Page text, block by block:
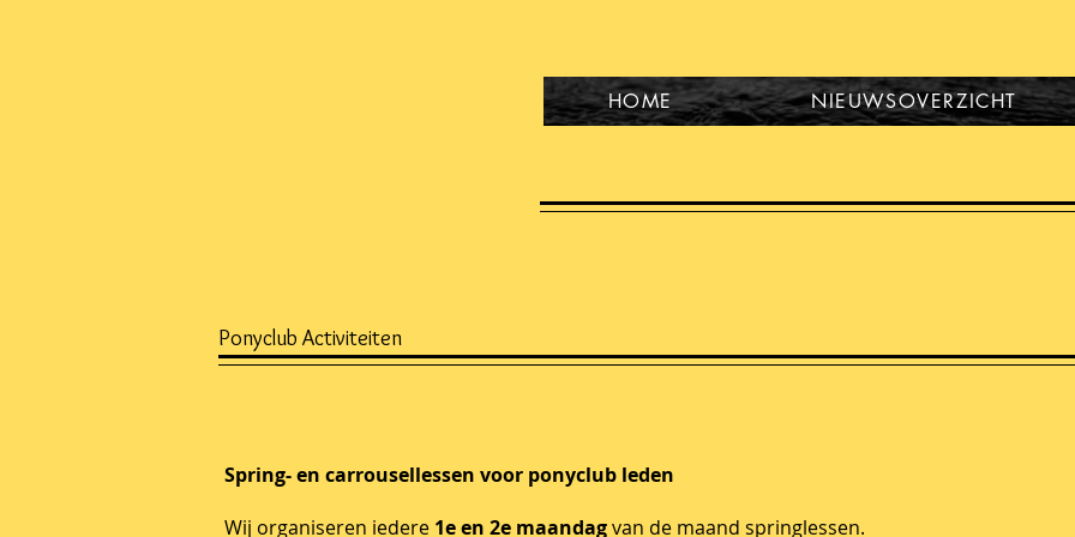
HOME NIEUWSOVERZICHT
Ponyclub Activiteiten
Spring- en carrousellessen voor ponyclub leden
Wij organiseren iedere 1e en 2e maandagvan de maand springlessen.